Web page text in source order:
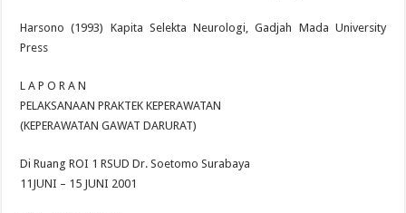
Harsono (1993) Kapita Selekta Neurologi, Gadjah Mada University
Press
L A P O R A N
PELAKSANAAN PRAKTEK KEPERAWATAN
(KEPERAWATAN GAWAT DARURAT)
Di Ruang ROI 1 RSUD Dr. Soetomo Surabaya
11JUNI – 15 JUNI 2001